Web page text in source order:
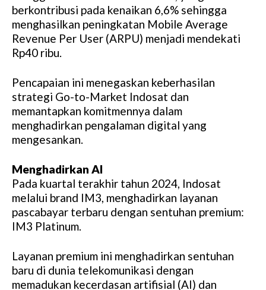
berkontribusi pada kenaikan 6,6% sehingga
menghasilkan peningkatan Mobile Average
Revenue Per User (ARPU) menjadi mendekati
Rp40 ribu.
Pencapaian ini menegaskan keberhasilan
strategi Go-to-Market Indosat dan
memantapkan komitmennya dalam
menghadirkan pengalaman digital yang
mengesankan.
Menghadirkan AI
Pada kuartal terakhir tahun 2024, Indosat
melalui brand IM3, menghadirkan layanan
pascabayar terbaru dengan sentuhan premium:
IM3 Platinum.
Layanan premium ini menghadirkan sentuhan
baru di dunia telekomunikasi dengan
memadukan kecerdasan artifisial (AI) dan